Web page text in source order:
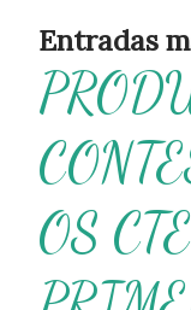
Entradas
OS CTE